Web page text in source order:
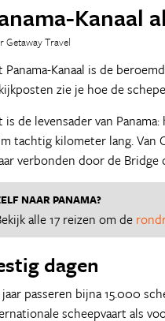
Kanaal
Getaway Travel
Panama-Kanaal is de
zie je hoe de
is de levensader van
tachtig kilometer lang.
verbonden door de Bridge
NAAR PANAMA?
alle 17 reizen om de
dagen
jaar passeren bijna 15.000
scheepvaart als